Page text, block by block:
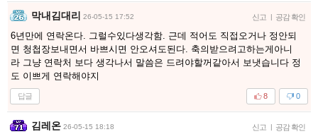
막내김대리 26-05-15 17:52 신고 | 공감 확인
6년만에 연락온다. 그럴수있다생각함. 근데 적어도 직접오거나 정안되
면 청첩장보내면서 바쁘시면 안오셔도된다. 축의받으려고하는게아니
라 그냥 연락처 보다 생각나서 말씀은 드려야할꺼같아서 보냇습니다 정
도 이쁘게 연락해야지
답글 0
8
김레온 26-05-15 18:18 신고 | 공감 확인